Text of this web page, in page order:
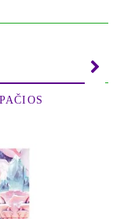
verčiant iš
ir
posmelių
jis siekė
skaitytojų
tarp